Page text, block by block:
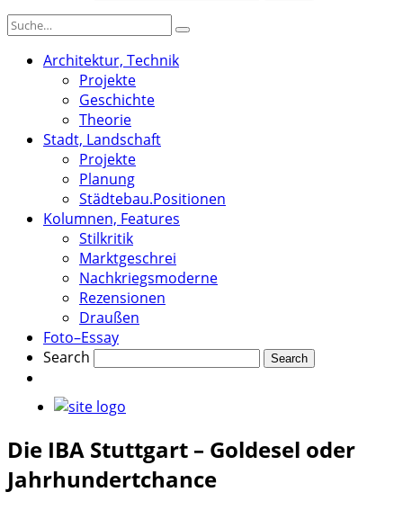
Architektur, Technik
Projekte
Geschichte
Theorie
Stadt, Landschaft
Projekte
Planung
Städtebau.Positionen
Kolumnen, Features
Stilkritik
Marktgeschrei
Nachkriegsmoderne
Rezensionen
Draußen
Foto–Essay
Search
Die IBA Stuttgart – Goldesel oder
Jahrhundertchance